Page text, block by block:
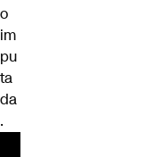
o
im
pu
ta
da
.